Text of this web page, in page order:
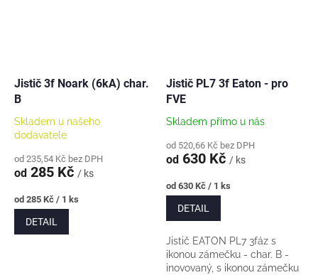
Jistič 3f Noark (6kA) char.
B
Skladem u našeho
dodavatele
od 235,54 Kč bez DPH
od 285 Kč / ks
Měrná
cena:
od 285 Kč / 1 ks
DETAIL
Jistič PL7 3f Eaton - pro
FVE
Skladem přímo u nás
od 520,66 Kč bez DPH
od 630 Kč / ks
Měrná
cena:
od 630 Kč / 1 ks
DETAIL
Jistič EATON PL7 3fáz s
ikonou zámečku - char. B -
inovovaný, s ikonou zámečku